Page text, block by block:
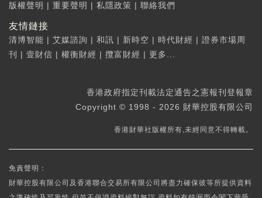
版權聲明 | 重要聲明 | 私隱政策 | 聯絡我們
友情鏈接
清博智能 | 艾媒諮詢 | 和訊 | 新時空 | 時代財經 | 證券市場周
刊
| 壹財信 | 權衡財經 | 攬富財經 | 更多...
香港政府指定刊載法定通告之憲報刊登報章
Copyright © 1998 - 2026 財華控股有限公司
香港財華社版權所有,未經同意不得轉載。
免責聲明：
財華控股有限公司及香港聯合交易所有限公司將盡力確保彼等所提供資料